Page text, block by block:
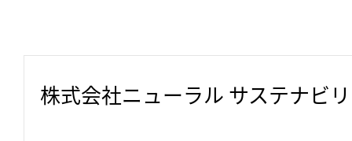
株式会社ニューラル サステナビ